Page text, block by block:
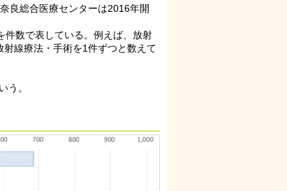
良総合医療センターは2016年開
件数で表している。例えば、放射
線療法・手術を1件ずつと数えて
う。